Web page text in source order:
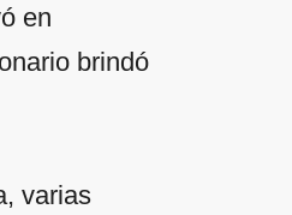
en
brindó
varias